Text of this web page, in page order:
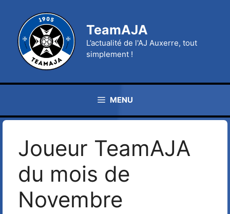
contenu
TeamAJA
L’actualité de l'AJ Auxerre, tout
simplement !
MENU
Joueur TeamAJA
du mois de
Novembre